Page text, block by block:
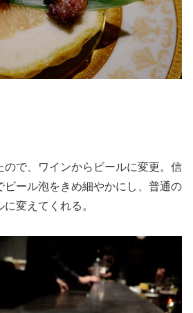
ので、ワインからビールに変更。信
ビール泡をきめ細やかにし、普通の
変えてくれる。